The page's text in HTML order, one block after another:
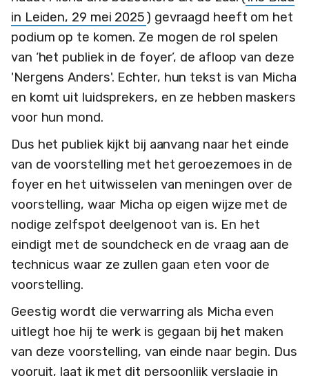
in Leiden, 29 mei 2025) gevraagd heeft om het
podium op te komen. Ze mogen de rol spelen
van ‘het publiek in de foyer’, de afloop van deze
'Nergens Anders'. Echter, hun tekst is van Micha
en komt uit luidsprekers, en ze hebben maskers
voor hun mond.
Dus het publiek kijkt bij aanvang naar het einde
van de voorstelling met het geroezemoes in de
foyer en het uitwisselen van meningen over de
voorstelling, waar Micha op eigen wijze met de
nodige zelfspot deelgenoot van is. En het
eindigt met de soundcheck en de vraag aan de
technicus waar ze zullen gaan eten voor de
voorstelling.
Geestig wordt die verwarring als Micha even
uitlegt hoe hij te werk is gegaan bij het maken
van deze voorstelling, van einde naar begin. Dus
vooruit, laat ik met dit persoonlijk verslagje in